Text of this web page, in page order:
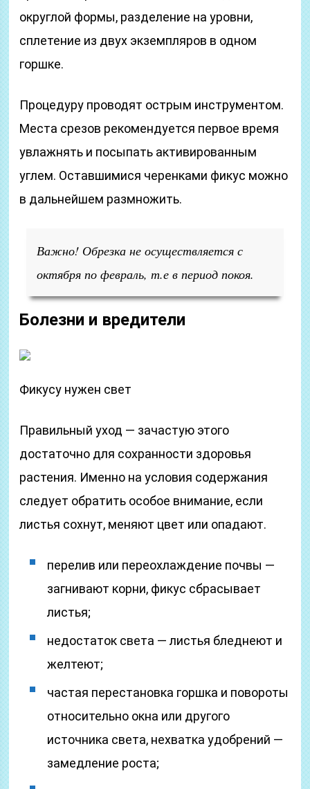
округлой формы, разделение на уровни,
сплетение из двух экземпляров в одном
горшке.
Процедуру проводят острым инструментом.
Места срезов рекомендуется первое время
увлажнять и посыпать активированным
углем. Оставшимися черенками фикус можно
в дальнейшем размножить.
Важно! Обрезка не осуществляется с
октября по февраль, т.е в период покоя.
Болезни и вредители
Фикусу нужен свет
Правильный уход — зачастую этого
достаточно для сохранности здоровья
растения. Именно на условия содержания
следует обратить особое внимание, если
листья сохнут, меняют цвет или опадают.
перелив или переохлаждение почвы —
загнивают корни, фикус сбрасывает
листья;
недостаток света — листья бледнеют и
желтеют;
частая перестановка горшка и повороты
относительно окна или другого
источника света, нехватка удобрений —
замедление роста;